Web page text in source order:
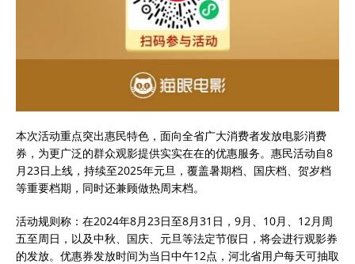
本次活动重点突出惠民特色，面向全省广大消费者发放电影消费
券，为更广泛的群众观影提供实实在在的优惠服务。惠民活动自8
月23日上线，持续至2025年元旦，覆盖暑期档、国庆档、贺岁档
等重要档期，同时还兼顾做热周末档。
活动规则称：在2024年8月23日至8月31日，9月、10月、12月周
五至周日，以及中秋、国庆、元旦等法定节假日，将会进行观影券
的发放。优惠券发放时间为当日中午12点，河北省用户每天可抽取